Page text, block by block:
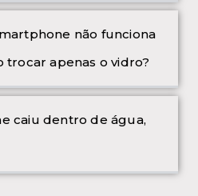
não funciona
trocar apenas o vidro?
caiu dentro de água,